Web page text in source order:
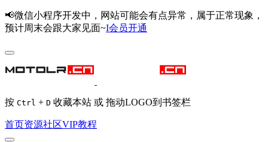
📢微信小程序开发中，网站可能会有点异常，属于正常现象，
预计周末会跟大家见面~I会员开通
按 Ctrl + D 收藏本站 或 拖动LOGO到书签栏
首页资源社区VIP教程